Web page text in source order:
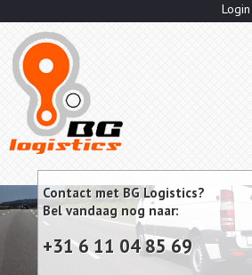
Login
HOME
OVER ONS
KOERIERSDIENSTEN
Contact met BG Logistics?
Bel vandaag nog naar:
+31 6 11 04 85 69